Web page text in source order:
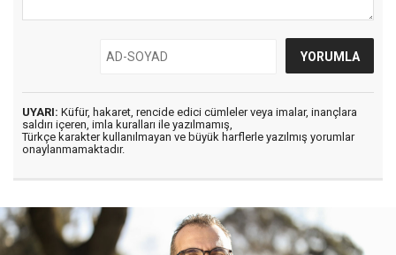
UYARI: Küfür, hakaret, rencide edici cümleler veya imalar, inançlara
saldırı içeren, imla kuralları ile yazılmamış,
Türkçe karakter kullanılmayan ve büyük harflerle yazılmış yorumlar
onaylanmamaktadır.